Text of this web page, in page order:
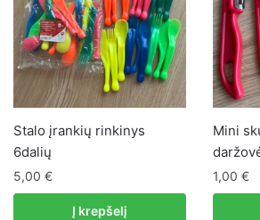
Stalo įrankių rinkinys
6dalių
5,00 €
Į krepšelį
Mini
1,00 €